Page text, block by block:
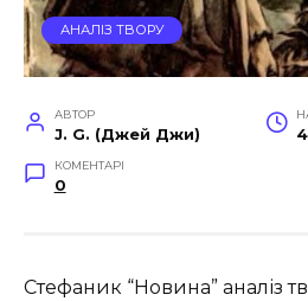
АНАЛІЗ ТВОРУ
АВТОР
J. G. (Джей Джи)
КОМЕНТАРІ
0
Стефаник “Новина” аналіз